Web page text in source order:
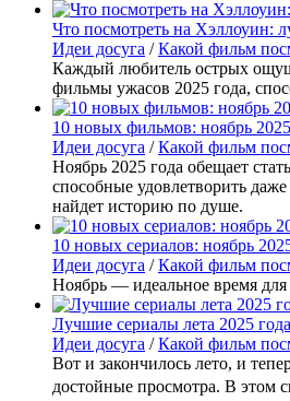
Что посмотреть на Хэллоуин:
Идеи досуга /Какой фильм
Каждый любитель острых
фильмы ужасов 2025 года,
10 новых фильмов: ноябрь 2025
Идеи досуга /Какой фильм
Ноябрь 2025 года обещает
способные удовлетворить
найдет историю по душе.
10 новых сериалов: ноябрь
Идеи досуга /Какой фильм
Ноябрь — идеальное время
Лучшие сериалы лета 2025 года
Идеи досуга /Какой фильм
Вот и закончилось лето, и
достойные просмотра. В этом